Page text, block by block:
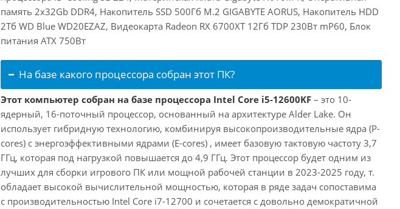
память 2x32Gb DDR4, Накопитель SSD 500Гб M.2 GIGABYTE AORUS, Накопитель HDD
2Тб WD Blue WD20EZAZ, Видеокарта Radeon RX 6700XT 12Гб TDP 230Вт mP60, Блок
питания ATX 750Вт
На базе какого процессора собран этот ПК?
Этот компьютер собран на базе процессора Intel Core i5-12600KF – это 10-
ядерный, 16-поточный процессор, основанный на архитектуре Alder Lake. Он
использует гибридную технологию, комбинируя высокопроизводительные ядра (P-
cores) с энергоэффективными ядрами (E-cores) , имеет базовую тактовую частоту 3,7
ГГц, которая под нагрузкой повышается до 4,9 ГГц. Этот процессор будет одним из
лучших для сборки игрового ПК или мощной рабочей станции в 2023-2025 году, т.
обладает высокой вычислительной мощностью, которая в ряде задач сопоставима
с производительностью Intel Core i7-12700 и сочетается с довольно демократичной